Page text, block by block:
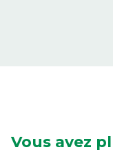
Vous avez